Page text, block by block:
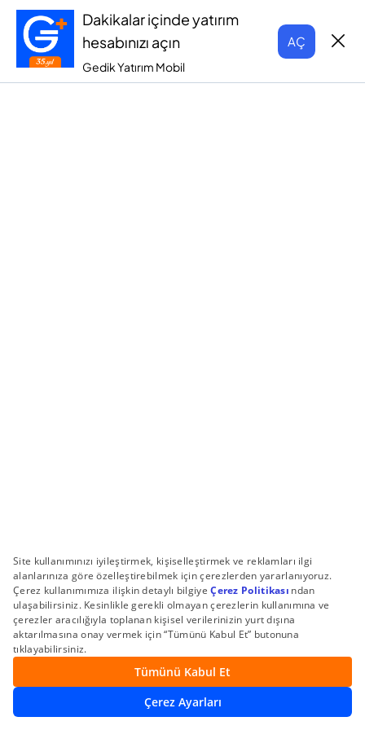
Dakikalar içinde yatırım
hesabınızı açın
Gedik Yatırım Mobil
AÇ